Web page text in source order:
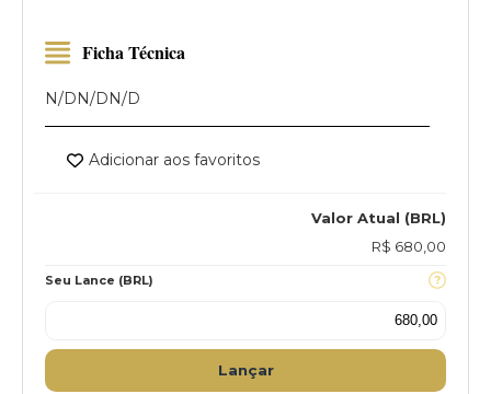
Valor Atual (BRL)
R$ 680,00
Seu Lance (BRL)
Lançar
Ficha Técnica
N/DN/DN/D
Adicionar aos favoritos